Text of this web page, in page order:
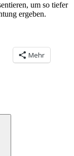
um so tiefer
ergeben.
Mehr